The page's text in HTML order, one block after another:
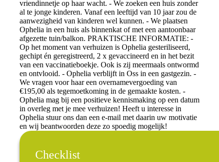
vriendinnetje op haar wacht. - We zoeken een huis zonder
al te jonge kinderen. Vanaf een leeftijd van 10 jaar zou de
aanwezigheid van kinderen wel kunnen. - We plaatsen
Ophelia in een huis als binnenkat of met een aantoonbaar
afgezette tuin/balkon. PRAKTISCHE INFORMATIE: -
Op het moment van verhuizen is Ophelia gesteriliseerd,
gechipt én geregistreerd, 2 x gevaccineerd en in het bezit
van een vaccinatieboekje. Ook is zij meermaals ontwormd
en ontvlooid. - Ophelia verblijft in Oss in een gastgezin. -
We vragen voor haar een overnamevergoeding van
€195,00 als tegemoetkoming in de gemaakte kosten. -
Ophelia mag bij een positieve kennismaking op een datum
in overleg met je mee verhuizen! Heeft u interesse in
Ophelia stuur ons dan een e-mail met daarin uw motivatie
en wij beantwoorden deze zo spoedig mogelijk!
Checklist